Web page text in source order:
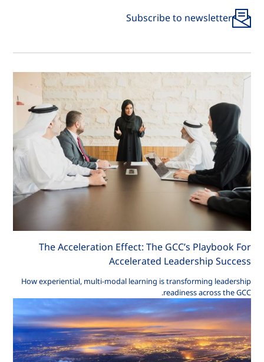
Subscribe to newsletter
The Acceleration Effect: The GCC’s Playbook For
Accelerated Leadership Success
How experiential, multi-modal learning is transforming leadership
readiness across the GCC.